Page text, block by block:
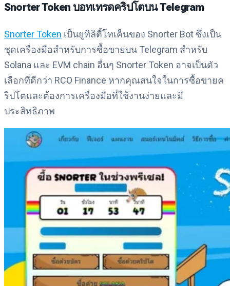
Snorter Token บอทเทรดคริปโตบน Telegram
Snorter Token เป็นยูทิลิตี้โทเค็นของ Snorter Bot ซึ่งเป็น
ชุดเครื่องมือสำหรับการซื้อขายบน Telegram สำหรับ
Solana และ EVM chain อื่นๆ Snorter Token อาจเป็นตัว
เลือกที่ดีกว่า RCO Finance หากคุณสนใจในการซื้อขายค
ริปโตและต้องการเครื่องมือที่ใช้งานง่ายและมี
ประสิทธิภาพ